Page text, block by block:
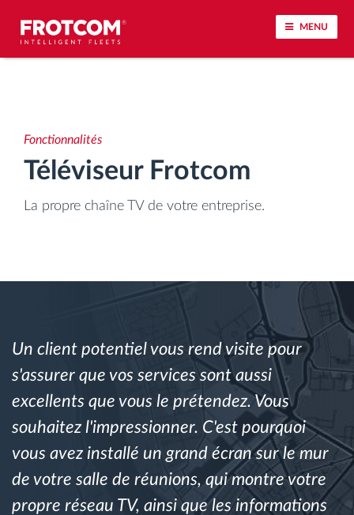
MENU
Contrôle des temps de conduite
Téléchargement du tachygraphe à distance
Gestion de carburant
Planification et suivi d'itinéraire
Identification automatique du conducteur
Découvrez toutes les caractéristiques
Fonctionnalités
Téléviseur Frotcom
La propre chaîne TV de votre entreprise.
Un client potentiel vous rend visite pour
s'assurer que vos services sont aussi
excellents que vous le prétendez. Vous
souhaitez l'impressionner. C'est pourquoi
vous avez installé un grand écran sur le mur
de votre salle de réunions, qui montre votre
propre réseau TV, ainsi que les informations